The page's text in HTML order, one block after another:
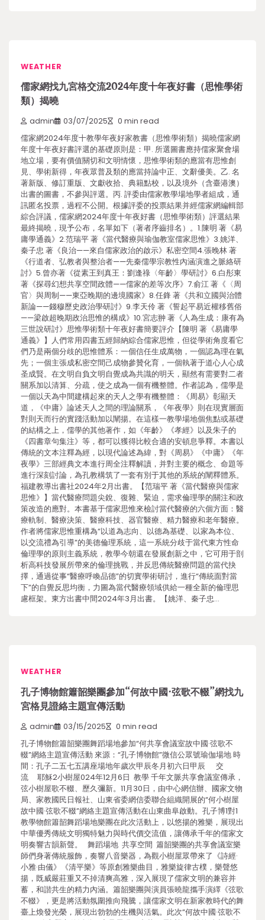
WEATHER
儒家網找九宮格交流2024年度十年夜好書（思惟學術
類）揭曉
admin 03/07/2025 0 min read
儒家網2024年度十教學年夜好家教書（思惟學術類）揭曉儒家網
年度十年夜好書評選的基礎原則是：甲. 所選圖書應持儒家聚會場
地立場，要有價值關切和文明情懷，思惟學術類的應當有思惟創
見、學術新得，年夜眾普及類的應當持論中正、文辭優美。乙. 名
著新版、修訂重版、文獻收拾、典籍點校，以及境外（含臺港澳）
出書的圖書，不參與評選。丙. 評委由儒家教學場地學者組成，通
訊匿名投票，過程不公開。根據評委的投票結果并經儒家網編輯部
綜合評議，儒家網2024年度十年夜好書（思惟學術類）評選結果
最終揭曉，現予公布，名單如下（著者序齒排名）。1.陳明 著《易
庸學通義》2.范瑞平 著《當代醫療與瑜伽教室儒家思惟》3.姚洋、
秦子忠 著《良治——來自儒家政治的啟示》私密空間4.張晚林 著
《行道者、弘教者與整治者——先秦儒學宗教性內涵演進之脈絡研
討》5.曾亦著《從素王到真王：劉逢祿〈年齡〉學研討》6.白彤東
著《探尋幻想共享空間政體——儒家的差等次序》7.俞江 著《〈周
官〉與周制——東亞晚期的邊境國家》8.任鋒 著《共和立國與治體
新論——錢穆歷史政治學研討》9.李天伶 著《誓起平易近權移舊俗
——梁啟超晚期政治思惟的構成》10.宮志翀 著《人為生成：康有為
三世說研討》思惟學術類十年夜好書簡要評介【陳明 著《易庸學
通義》】人們常用四書五經歸納綜合儒家思惟，但從學術角度看它
們乃是兩個分歧的思惟體系：一個信任生成萬物，一個認為理在氣
先；一個主張成私密空間己成物參贊化育，一個執著于道心人心成
圣成賢。在文明自負文明自覺成為共識的明天，顯然有需要對二者
關系加以清算、分疏，使之成為一個有機整體。作者認為，儒學是
一個以天為中間建構起來的天人之學有機整體：《周易》彰顯天
道，《中庸》論述天人之間的理論關系，《年夜學》則在現實層面
對則天而行的實踐活動加以闡揚。在這樣一教學場地個焦點或基礎
的結構之上，儒學的其他著作，如《年齡》《孝經》以及朱子的
《四書章句集注》等，都可以獲得比較合適的安頓息爭釋。本書以
傳統的文本注釋為經，以現代論述為緯，對《周易》《中庸》《年
夜學》三部經典文本進行周全注釋解讀，并對主要的概念、命題等
進行深刻討論，為孔教構筑了一套有別于其他的系統的闡釋體系。
福建教導出書社2024年2月出書。【范瑞平 著《當代醫療與儒家
思惟》】當代醫療問題尖銳、復雜、緊迫，需求倫理學的關注和政
策改造的應對。本書基于儒家思惟來檢討當代醫療的六個方面：醫
療軌制、醫療決策、醫療科技、器官醫療、精力醫療和老年醫療。
作者將儒家思惟重構為“以道為志向、以德為基礎、以家為本位、
以交流禮為引導”的美德倫理系統，這一系統分歧于當代東方性命
倫理學的原則主義系統，教學今朝還在發展創新之中，它可用于剖
析高科技發展所帶來的倫理挑戰，并反思傳統醫療問題的當代抉
擇，通過從事“醫療呼喚品德”的切實學術研討，進行“傳統面對當
下”的自覺反思均衡，力圖為當代醫療領域供給一種全新的倫理思
慮框架。東方出書中間2024年3月出書。【姚洋、秦子忠…
WEATHER
孔子博物館簫韶樂團參加“何故中國·弦歌不輟”網找九
宮格見證絡主題宣傳活動
admin 03/15/2025 0 min read
孔子博物館簫韶樂團舞蹈場地參加“何共享會議室故中國·弦歌不
輟”網絡主題宣傳活動 來源：“孔子博物館”微信公眾號瑜伽場地 時
間：孔子二五七五講座場地年歲次甲辰冬月初六日甲辰 交
流 耶穌2小樹屋024年12月6日 教學 千年文脈共享會議室傳承，
弦小樹屋歌不輟、歷久彌新。11月30日，由中心網信辦、國家文物
局、家教國民日報社、山東省委網信委聯合組織開展的“何小樹屋
故中國·弦歌不輟”網絡主題宣傳活動在山東曲阜啟動。孔子博1對1
教學物館簫韶舞蹈場地樂團在此次活動上，以悠揚的雅樂，展現出
中華優秀傳統文明獨特魅力與時代價交流值，讓傳承千年的儒家文
明奏響古韻新聲。 舞蹈場地 共享空間 簫韶樂團的共享會議室樂
師們身著傳統服飾，奏響八音樂器，為觀小樹屋眾帶來了《詩經·
小雅·由儀》《清平樂》等原創雅樂曲目，雅樂旋律古樸，樂聲悠
揚，既威嚴莊重又不掉清爽高雅，深入展現了儒家文明的兼容并
蓄，和諧共生的精力內涵。簫韶樂團與演員張曉龍攜手演繹《弦歌
不輟》，更是將活動氛圍推向飛騰，讓儒家文明在新家教時代的舞
臺上煥發光榮，展現出勃勃的生機與活氣。此次“何故中國·弦歌不